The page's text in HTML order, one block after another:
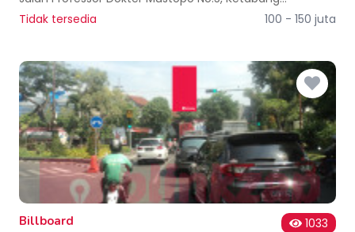
Tidak tersedia
100 - 150 juta
Billboard
1033